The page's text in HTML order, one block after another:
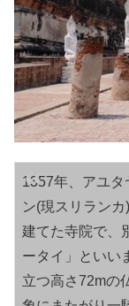
1357年、アユタ
ン(現スリラン
建てた寺院で、
ータイ」といい
立つ高さ72mの